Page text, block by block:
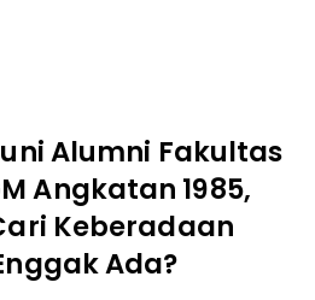
Alumni Fakultas
Angkatan 1985,
Keberadaan
Ada?